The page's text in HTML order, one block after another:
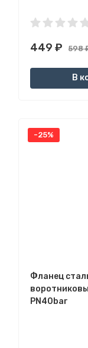
449 ₽ 598
В
-25%
Фланец
PN40bar